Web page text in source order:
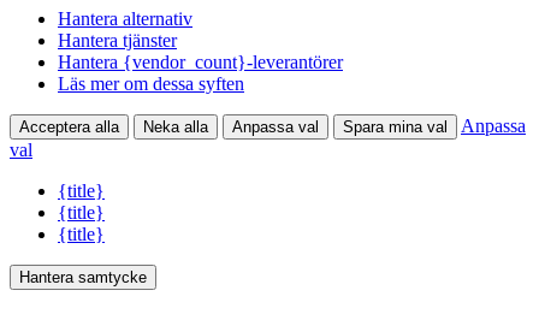
Hantera alternativ
Hantera tjänster
Hantera {vendor_count}-leverantörer
Läs mer om dessa syften
Acceptera alla Neka alla Anpassa val Spara mina val
Anpassa
val
{title}
{title}
{title}
Hantera samtycke